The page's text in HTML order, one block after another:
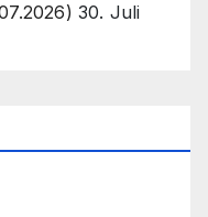
30. Juli